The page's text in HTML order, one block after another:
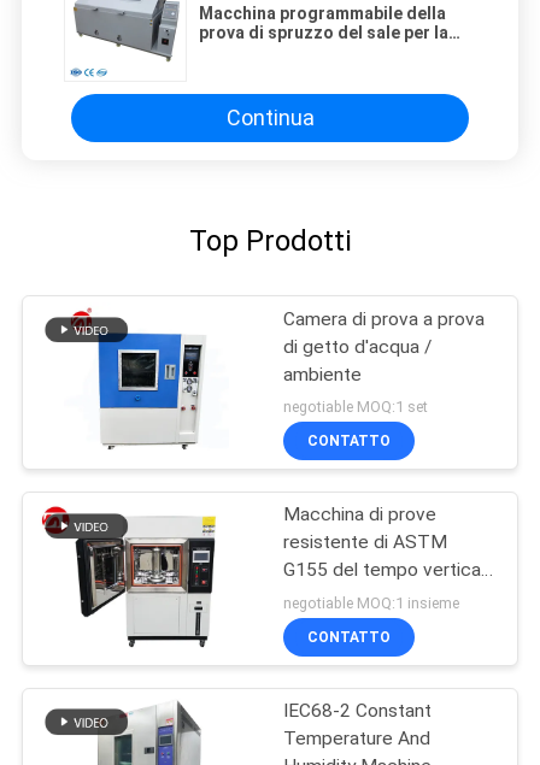
Macchina programmabile della
prova di spruzzo del sale per la
Continua
Top Prodotti
Camera di prova a prova
di getto d'acqua /
ambiente
negotiable MOQ:1 set
CONTATTO
Macchina di prove
resistente di ASTM
G155 del tempo verticale
della lampada allo xeno
negotiable MOQ:1 insieme
CONTATTO
IEC68-2 Constant
Temperature And